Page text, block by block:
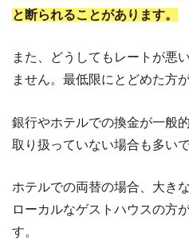
と断られることがあります。
また、どうしてもレートが悪
ません。最低限にとどめた方
銀行やホテルでの換金が一般
取り扱っていない場合も多いで
ホテルでの両替の場合、大き
ローカルなゲストハウスの方
す。